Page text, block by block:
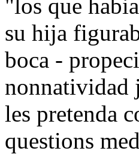
"los que
su hija
boca -
nonnatividad
les pretenda
questions